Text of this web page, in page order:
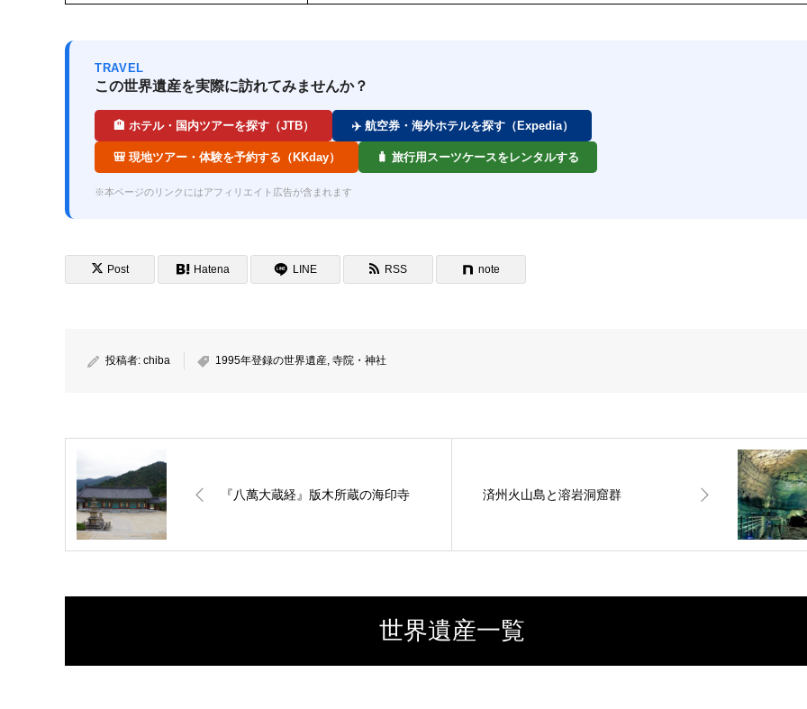
TRAVEL
この世界遺産を実際に訪れてみませんか？
🏨 ホテル・国内ツアーを探す（JTB） ✈️ 航空券・海外ホテルを探す（Expedia）
🎒 現地ツアー・体験を予約する（KKday） 🧳 旅行用スーツケースをレンタルする
※本ページのリンクにはアフィリエイト広告が含まれます
Post Hatena LINE RSS note
投稿者: chiba 1995年登録の世界遺産 寺院・神社
『八萬大蔵経』版木所蔵の海印寺 済州火山島と溶岩洞窟群
世界遺産一覧